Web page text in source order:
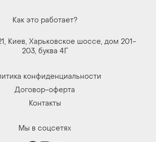
Как это работает?
Киев, Харьковское шоссе, дом 201-
203, буква 4Г
конфиденциальности
Договор-оферта
Контакты
Мы в соцсетях